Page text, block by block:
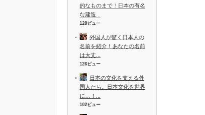
的なものまで！日本の有名
な建造...
128ビュー
外国人が驚く日本人の
名前を紹介！あなたの名前
は大丈...
126ビュー
日本の文化を支える外
国人たち。日本文化を世界
に…！...
102ビュー